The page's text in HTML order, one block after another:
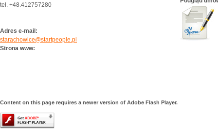
tel. +48.412757280
Adres e-mail:
starachowice@startpeople.pl
Strona www:
Content on this page requires a newer version of Adobe Flash Player.